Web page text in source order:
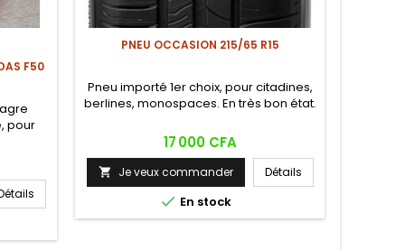
F50
pour
PNEU OCCASION 215/65 R15
Pneu importé 1er choix, pour citadines,
berlines, monospaces. En très bon état.
Prix
17 000 CFA
 Je veux commander Détails
 En stock